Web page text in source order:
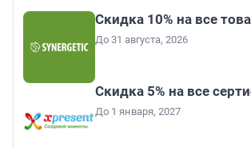
Скидка 10% на все
До 31 августа, 2026
Скидка 5% на все
До 1 января, 2027